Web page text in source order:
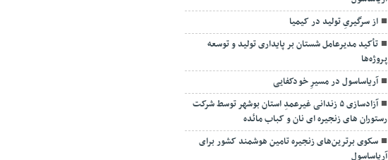
از سرگیریِ تولید در کیمیا
تأکید مدیرعامل شستان بر پایداری تولید و توسعه
پروژه‌ها
آریاساسول در مسیرِ خودکفایی
آزادسازی ۵ زندانی غیرعمدِ استان بوشهر توسط شرکت
رستوران های زنجیره ای نان و کباب مائده
سکوی برترین‌های زنجیره تامین هوشمند کشور برای
آریاساسول